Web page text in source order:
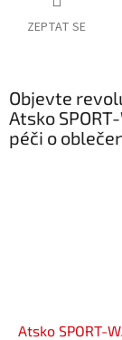
ZEPTAT SE
Objevte
Atsko
péči o
Atsko SPORT-